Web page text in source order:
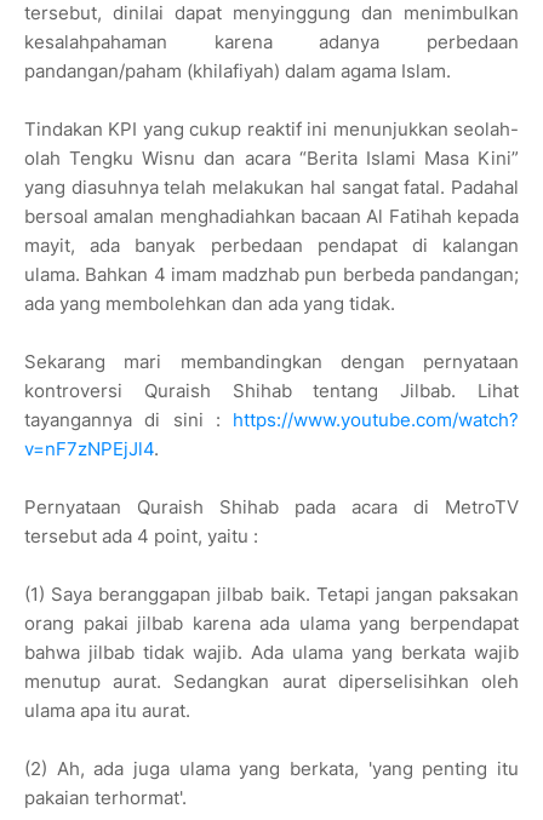
tersebut, dinilai dapat menyinggung dan menimbulkan
kesalahpahaman karena adanya perbedaan
pandangan/paham (khilafiyah) dalam agama Islam.
Tindakan KPI yang cukup reaktif ini menunjukkan seolah-
olah Tengku Wisnu dan acara “Berita Islami Masa Kini”
yang diasuhnya telah melakukan hal sangat fatal. Padahal
bersoal amalan menghadiahkan bacaan Al Fatihah kepada
mayit, ada banyak perbedaan pendapat di kalangan
ulama. Bahkan 4 imam madzhab pun berbeda pandangan;
ada yang membolehkan dan ada yang tidak.
Sekarang mari membandingkan dengan pernyataan
kontroversi Quraish Shihab tentang Jilbab. Lihat
tayangannya di sini : https://www.youtube.com/watch?
v=nF7zNPEjJl4.
Pernyataan Quraish Shihab pada acara di MetroTV
tersebut ada 4 point, yaitu :
(1) Saya beranggapan jilbab baik. Tetapi jangan paksakan
orang pakai jilbab karena ada ulama yang berpendapat
bahwa jilbab tidak wajib. Ada ulama yang berkata wajib
menutup aurat. Sedangkan aurat diperselisihkan oleh
ulama apa itu aurat.
(2) Ah, ada juga ulama yang berkata, 'yang penting itu
pakaian terhormat'.